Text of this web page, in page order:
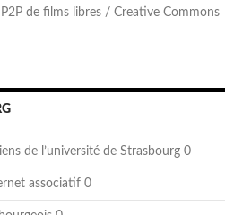
P2P de films libres / Creative Commons
de l’université de Strasbourg 0
associatif 0